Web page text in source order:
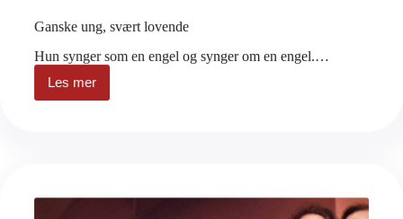
Ganske ung, svært lovende
Hun synger som en engel og synger om en engel.…
Les mer
Ganske
ung,